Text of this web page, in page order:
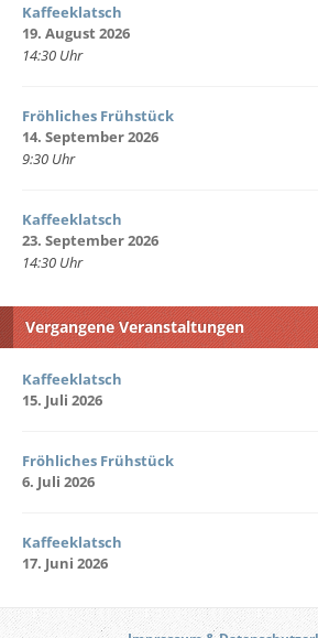
Kaffeeklatsch
19. August 2026
14:30 Uhr
Fröhliches Frühstück
14. September 2026
9:30 Uhr
Kaffeeklatsch
23. September 2026
14:30 Uhr
Vergangene Veranstaltungen
Kaffeeklatsch
15. Juli 2026
Fröhliches Frühstück
6. Juli 2026
Kaffeeklatsch
17. Juni 2026